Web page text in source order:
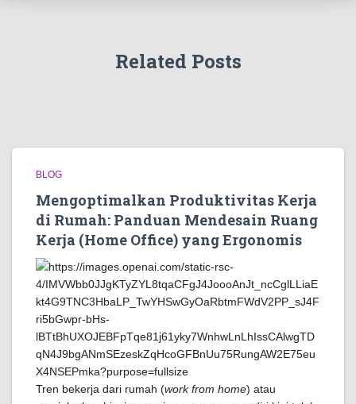
Related Posts
BLOG
Mengoptimalkan Produktivitas Kerja
di Rumah: Panduan Mendesain Ruang
Kerja (Home Office) yang Ergonomis
Tren bekerja dari rumah (work from home) atau